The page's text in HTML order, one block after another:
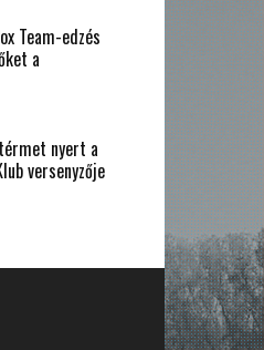
Team-edzés
a
nyert a
versenyzője